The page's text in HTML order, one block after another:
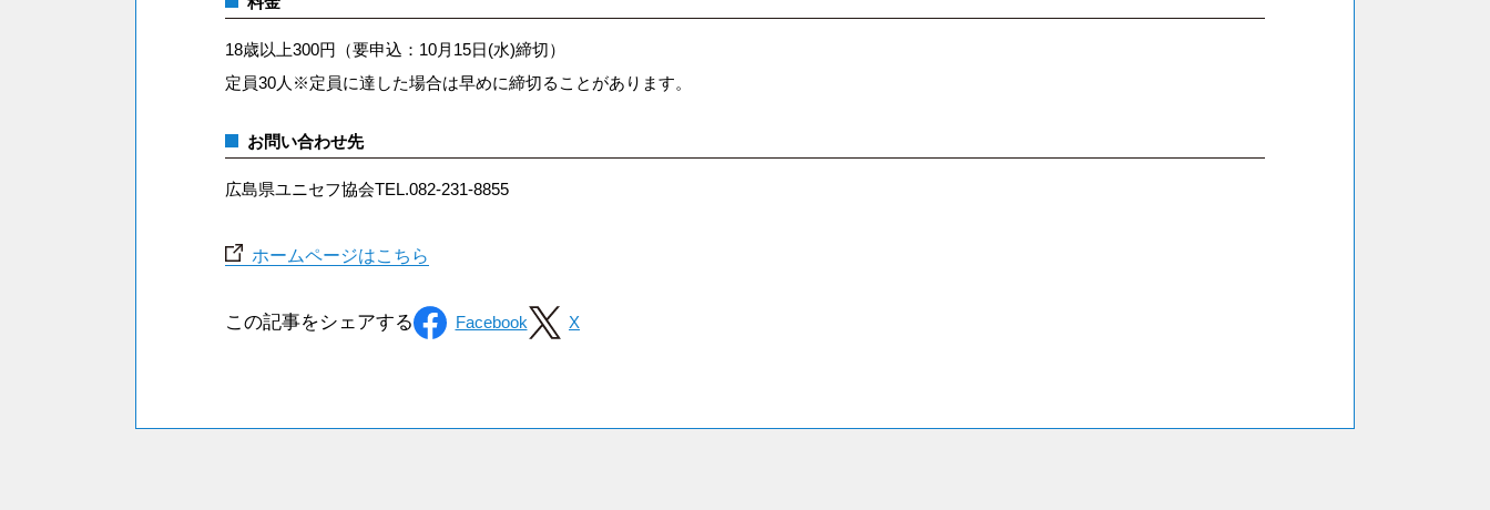
18歳以上300円（要申込：10月15日(水)締切）
定員30人※定員に達した場合は早めに締切ることがあります。
お問い合わせ先
広島県ユニセフ協会TEL.082-231-8855
ホームページはこちら